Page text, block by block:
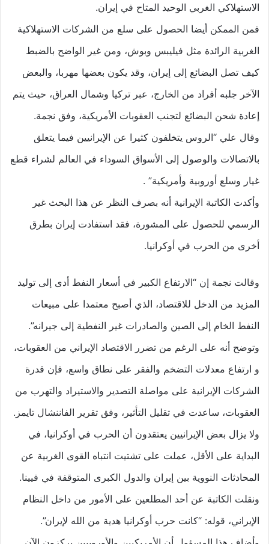
الاستهلاكي الغربي الوحيد المتاح في إيران.
فمن الممكن أيضا الحصول على سلع من الشركات الاستهلاكية
الغربية الرائدة مثل فيليبس وبوش، ومن غير الواضح بالضبط
كيف تصل البضائع إلى إيران، وقد يكون بعضها مهربا، والبعض
الآخر جلبه أفراد من الخارج، عبر تركيا وشمال العراق، حيث يتم
إعادة شحن البضائع لتجنب العقوبات الأمريكية، وفق نجمة.
وقال علي “الروس يتخلفون كثيرا عن الإيرانيين فيما يتعلق
بالاتصالات والوصول إلى الأسواق السوداء في العالم لشراء قطع
غيار وسلع أوروبية وأمريكية” .
وأكدت الكاتبة الإيرانية أنه بصرف النظر عن هذا البحث غير
الرسمي للحصول على المشورة، فقد استفادت إيران بطرق
أخرى من الحرب في أوكرانيا.
وقالت نجمة إن “الارتفاع الكبير في أسعار النفط أدى إلى توليد
المزيد من الدخل للاقتصاد، الذي أصبح معتمدا على مبيعات
النفط الخام إلى الصين والصادرات غير النفطية إلى جيرانه”.
وتوضح أنه على الرغم من تضرر الاقتصاد الإيراني من العقوبات،
و ارتفاع معدلات التضخم والفقر على نطاق واسع، فإن قدرة
الشركات الإيرانية على مواصلة التصدير والاستيراد والتهرب من
العقوبات، ساعدت في تقليل التأثير، وفق تقرير الفاننشال تايمز.
ولا يزال بعض الإيرانيين يعتقدون أن الحرب في أوكرانيا، في
البداية على الأقل، عملت على تشتيت انتباه القوى الغربية عن
المحادثات النووية بين إيران والدول الكبرى المتوقفة في فيينا.
ونقلت الكاتبة عن أحد المطلعين على الأمور من داخل النظام
الإيراني، قوله: “كانت حرب أوكرانيا هدية من الله لإيران”.